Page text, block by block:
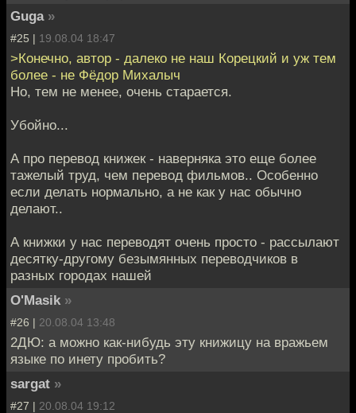
Guga »
#25 | 19.08.04 18:47
>Конечно, автор - далеко не наш Корецкий и уж тем
более - не Фёдор Михалыч
Но, тем не менее, очень старается.
Убойно...
А про перевод книжек - наверняка это еще более
тажелый труд, чем перевод фильмов.. Особенно
если делать нормально, а не как у нас обычно
делают..
А книжки у нас переводят очень просто - рассылают
десятку-другому безымянных переводчиков в
разных городах нашей
O'Masik »
#26 | 20.08.04 13:48
2ДЮ: а можно как-нибудь эту книжицу на вражьем
языке по инету пробить?
sargat »
#27 | 20.08.04 19:12